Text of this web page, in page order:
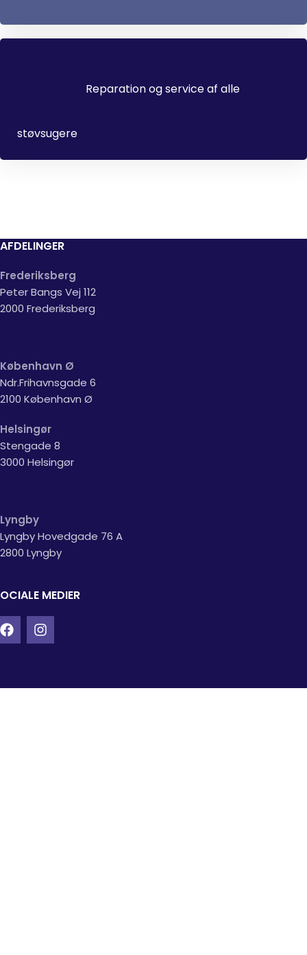
Reparation og service af alle
støvsugere
AFDELINGER
Frederiksberg
Peter Bangs Vej 112
2000 Frederiksberg
København Ø
Ndr.Frihavnsgade 6
2100 København Ø
Helsingør
Stengade 8
3000 Helsingør
Lyngby
Lyngby Hovedgade 76 A
2800 Lyngby
MEDIER
INFORMATION